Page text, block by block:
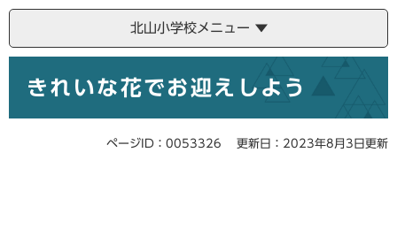
北山小学校メニュー
きれいな花でお迎えしよう
ページID：0053326 更新日：2023年8月3日更新